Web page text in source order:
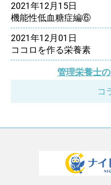
2021年12月15日
機能性低血糖症編⑥
2021年12月01日
ココロを作る栄養素
管理栄養士
コ